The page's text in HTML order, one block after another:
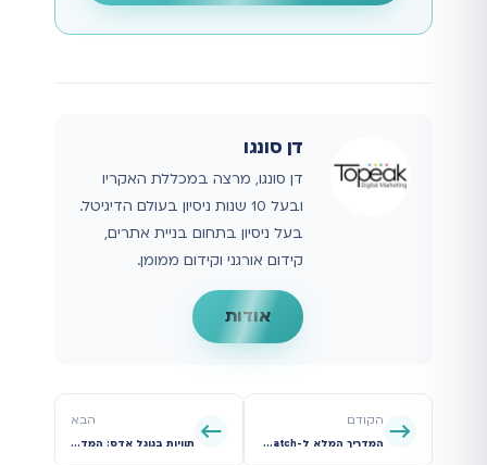
דן סונגו
דן סונגו, מרצה במכללת האקריו
ובעל 10 שנות ניסיון בעולם הדיגיטל.
בעל ניסיון בתחום בניית אתרים,
קידום אורגני וקידום ממומן.
אודות
הקודם
המדריך המלא ל-Customer Match בגוגל: כך תהפכו את רשימת הלקוחות שלכם למכונת כסף
הבא
תוויות בגוגל אדס: המדריך המלא לנשק הסודי של מנהלי PPC